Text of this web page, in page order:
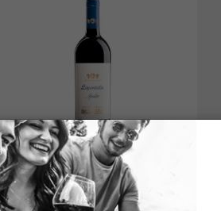
Lapostolle Apalta Ensamblaje Tinto
2022
Socio: $17.010
Normal: $18.900